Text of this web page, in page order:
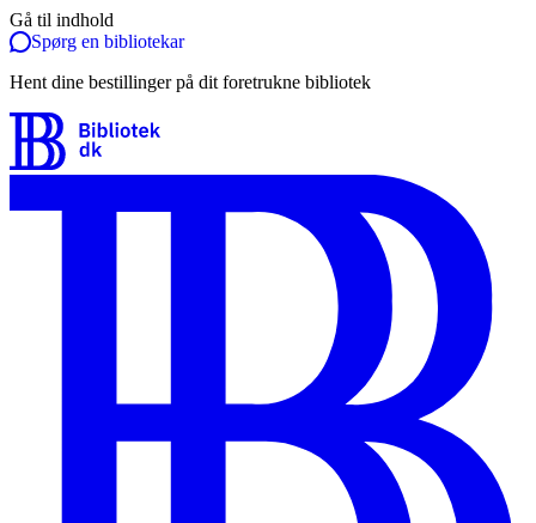
Gå til indhold
Spørg en bibliotekar
Hent dine bestillinger på dit foretrukne bibliotek